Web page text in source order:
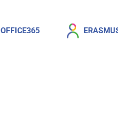
OFFICE365